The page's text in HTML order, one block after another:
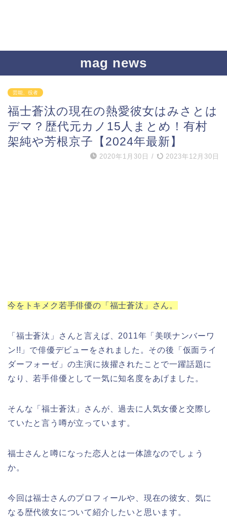
mag news
芸能、役者
福士蒼汰の現在の熱愛彼女はみさとは
デマ？歴代元カノ15人まとめ！有村
架純や芳根京子【2024年最新】
2020年1月30日 / 2023年12月30日
今をトキメク若手俳優の「福士蒼汰」さん。
「福士蒼汰」さんと言えば、 2011年「美咲ナンバーワ
ン!!」で俳優デビューをされました。その後「仮面ライ
ダーフォーゼ」の主演に抜擢されたことで一躍話題に
なり、若手俳優として一気に知名度をあげました。
そんな 「福士蒼汰」さんが、過去に人気女優と交際し
ていたと言う噂が立っています。
福士さんと噂になった恋人とは一体誰なのでしょう
か。
今回は福士さんのプロフィールや、現在の彼女、気に
なる歴代彼女について紹介したいと思います。